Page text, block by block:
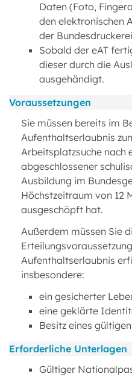
Daten (Foto,
den elektronischen
der
Sobald der eAT
dieser durch die
ausgehändigt.
Voraussetzungen
Sie müssen bereits im
Aufenthaltserlaubnis
Arbeitsplatzsuche nach
abgeschlossener
Ausbildung im
Höchstzeitraum von 12
ausgeschöpft hat.
Außerdem müssen Sie
Aufenthaltserlaubnis
insbesondere:
ein gesicherter
eine geklärte
Besitz eines
Erforderliche Unterlagen
Gültiger